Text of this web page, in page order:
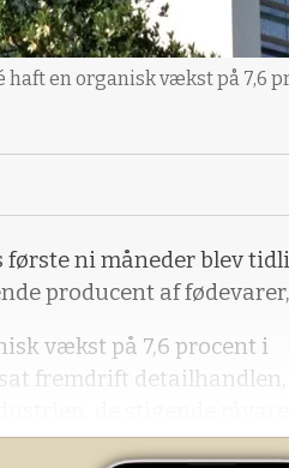
haft en organisk vækst på 7,6
ni måneder blev
producent af
vækst på 7,6 procent i
fremdrift detailhandlen,